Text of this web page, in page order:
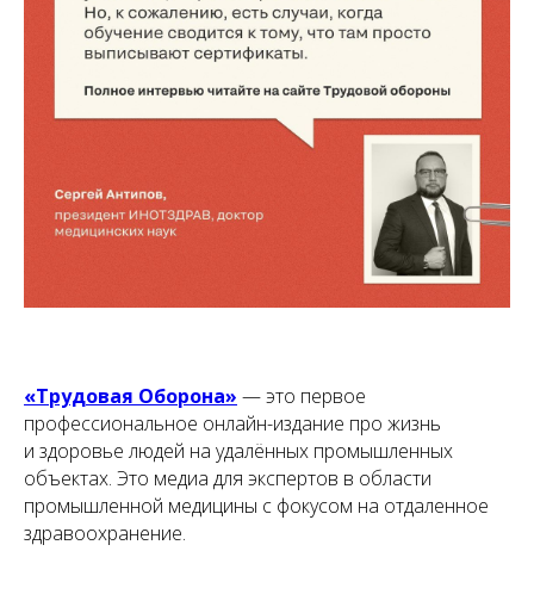
«Трудовая Оборона» — это первое
профессиональное онлайн-издание про жизнь
и здоровье людей на удалённых промышленных
объектах. Это медиа для экспертов в области
промышленной медицины с фокусом на отдаленное
здравоохранение.